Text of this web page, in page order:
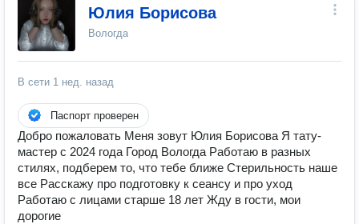
Юлия Борисова
Вологда
В сети 1 нед. назад
Паспорт проверен
Добро пожаловать Меня зовут Юлия Борисова Я тату-
мастер с 2024 года Город Вологда Работаю в разных
стилях, подберем то, что тебе ближе Стерильность наше
все Расскажу про подготовку к сеансу и про уход
Работаю с лицами старше 18 лет Жду в гости, мои
дорогие